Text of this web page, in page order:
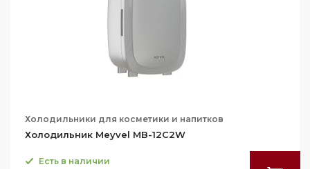
Холодильники для косметики и напитков
Холодильник Meyvel MB-12C2W
Есть в наличии